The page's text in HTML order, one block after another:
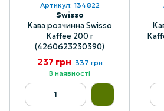
Артикул: 134822
Swisso
Кава розчинна Swissо
Kaffee 200 г
(4260623230390)
237 грн 337 грн
В наявності